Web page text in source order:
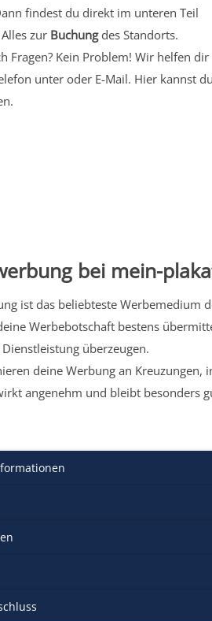
findest du direkt im unteren Teil
zur Buchungdes Standorts.
Fragen? Kein Problem! Wir helfen dir
unter oder E-Mail. Hier kannst du
bei mein-
ist das beliebteste Werbemedium
Werbebotschaft bestens
überzeugen.
deine Werbung an Kreuzungen,
angenehm und bleibt besonders